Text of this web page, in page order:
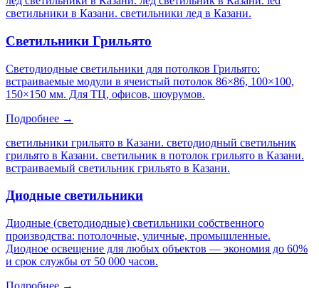
светильники в Казани. светильники лед в Казани.
Светильники Грильято
Светодиодные светильники для потолков Грильято:
встраиваемые модули в ячеистый потолок 86×86, 100×100,
150×150 мм. Для ТЦ, офисов, шоурумов.
Подробнее →
светильники грильято в Казани. светодиодный светильник
грильято в Казани. светильник в потолок грильято в Казани.
встраиваемый светильник грильято в Казани.
Диодные светильники
Диодные (светодиодные) светильники собственного
производства: потолочные, уличные, промышленные.
Диодное освещение для любых объектов — экономия до 60%
и срок службы от 50 000 часов.
Подробнее →